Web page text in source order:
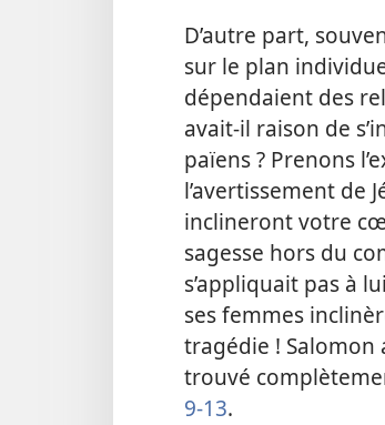
D’autre part,
sur le plan
dépendaient des
avait-​il raison de
païens ? Prenons
l’avertissement de
inclineront votre
sagesse hors du
s’appliquait pas à
ses femmes
tragédie ! Salomon
trouvé
9-13.